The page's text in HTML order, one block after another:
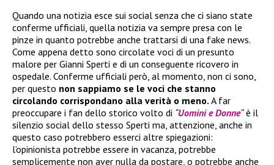
Quando una notizia esce sui social senza che ci siano state
conferme ufficiali, quella notizia va sempre presa con le
pinze in quanto potrebbe anche trattarsi di una fake news.
Come appena detto sono circolate voci di un presunto
malore per Gianni Sperti e di un conseguente ricovero in
ospedale. Conferme ufficiali però, al momento, non ci sono,
per questo non sappiamo se le voci che stanno
circolando corrispondano alla verità o meno. A far
preoccupare i fan dello storico volto di “Uomini e Donne“è il
silenzio social dello stesso Sperti ma, attenzione, anche in
questo caso potrebbero esserci altre spiegazioni:
l’opinionista potrebbe essere in vacanza, potrebbe
semplicemente non aver nulla da postare, o potrebbe anche